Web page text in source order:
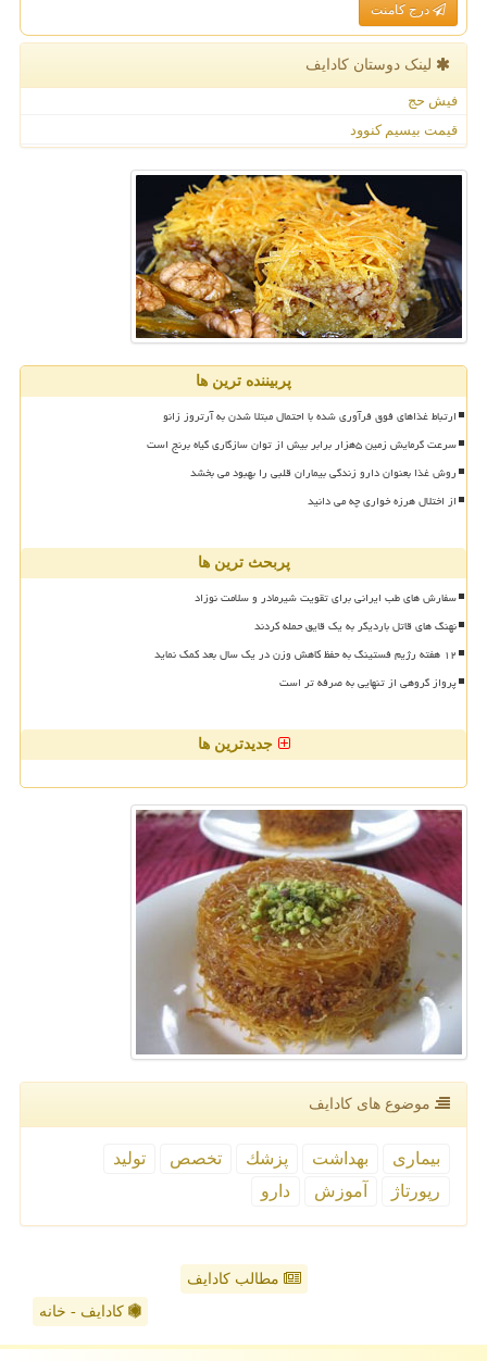
درج کامنت
لینک دوستان كادایف
فیش حج
قیمت بیسیم کنوود
پربیننده ترین ها
ارتباط غذاهای فوق فرآوری شده با احتمال مبتلا شدن به آرتروز زانو
سرعت گرمایش زمین ۵هزار برابر بیش از توان سازگاری گیاه برنج است
روش غذا بعنوان دارو زندگی بیماران قلبی را بهبود می بخشد
از اختلال هرزه خواری چه می دانید
پربحث ترین ها
سفارش های طب ایرانی برای تقویت شیرمادر و سلامت نوزاد
نهنگ های قاتل باردیگر به یک قایق حمله کردند
۱۲ هفته رژیم فستینگ به حفظ کاهش وزن در یک سال بعد کمک نماید
پرواز گروهی از تنهایی به صرفه تر است
جدیدترین ها
موضوع های كادایف
بیماری بهداشت پزشك تخصص
تولید
رپورتاژ
آموزش دارو
مطالب کادایف
کادایف - خانه